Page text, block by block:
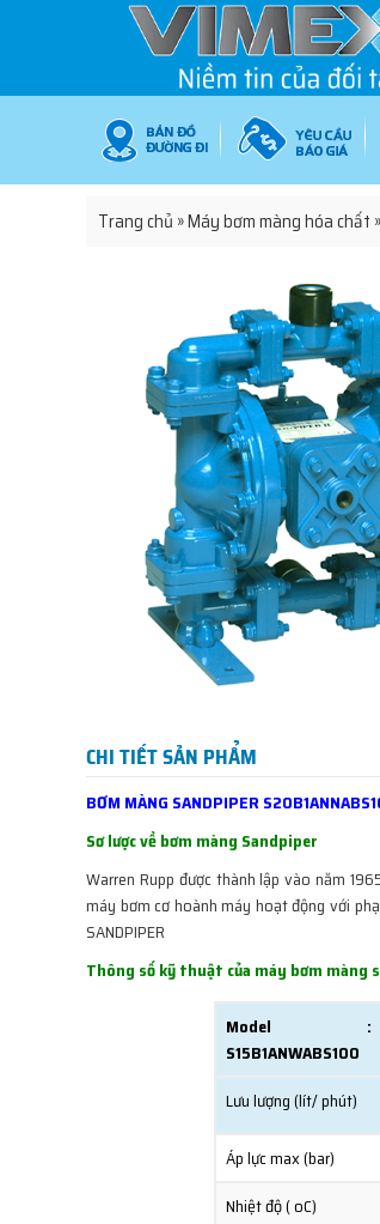
Trang chủ »Máy bơm màng hóa chất »
CHI TIẾT SẢN PHẨM
BƠM MÀNG SANDPIPER
Sơ lược về bơm màng Sandpiper
Warren Rupp được thành lập vào năm
máy bơm cơ hoành máy hoạt động với
SANDPIPER
Thông số kỹ thuật của máy bơm màng
Model :
S15B1ANWABS100
Lưu lượng (lít/ phút)
Áp lực max (bar)
Nhiệt độ ( oC)